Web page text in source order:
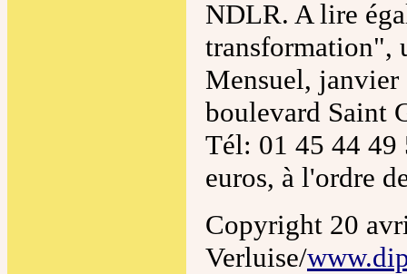
NDLR. A lire
transformation",
Mensuel, janvier
boulevard Saint
Tél: 01 45 44 49
euros, à l'ordre
Copyright 20
Verluise/